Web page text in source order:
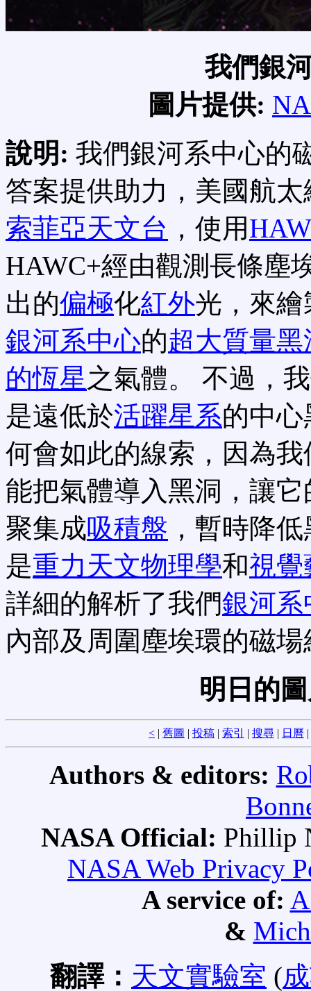
我們銀
圖片提供:
說明: 我們銀河系中心的
答案提供助力，美國航太
索菲亞天文台 ，使用
HAWC+經由觀測長條塵
出的偏極化紅外光，來繪
銀河系中心的超大質量黑
的恆星之氣體。 不過，
是遠低於活躍星系的中
何會如此的線索，因為
能把氣體導入黑洞，讓
聚集成吸積盤 ，暫時降
是重力天文物理學和視覺
詳細的解析了我們銀河系
內部及周圍塵埃環的磁
明日的
< | 舊圖 | 投稿 | 索引 | 搜尋 | 日曆 |
Authors & editors:
NASA Official: Phillip
NASA Web Privacy
A service of:
&
翻譯： 天文實驗室 (